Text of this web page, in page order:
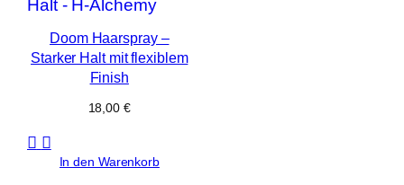
Doom Haarspray –
Starker Halt mit flexiblem
Finish
18,00 €
In den Warenkorb